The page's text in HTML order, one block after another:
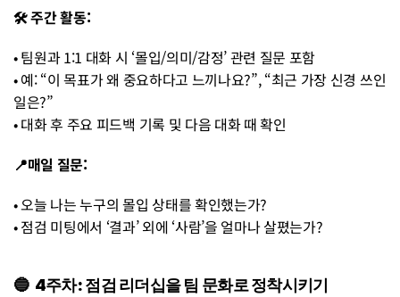
🛠 주간 활동:
• 팀원과 1:1 대화 시 ‘몰입/의미/감정’ 관련 질문 포함
• 예: “이 목표가 왜 중요하다고 느끼나요?”, “최근 가장 신경 쓰인
일은?”
• 대화 후 주요 피드백 기록 및 다음 대화 때 확인
📍매일 질문:
• 오늘 나는 누구의 몰입 상태를 확인했는가?
• 점검 미팅에서 ‘결과’ 외에 ‘사람’을 얼마나 살폈는가?
🔵  4주차: 점검 리더십을 팀 문화로 정착시키기